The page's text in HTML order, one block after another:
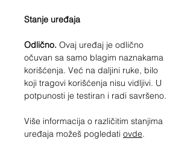
Stanje uređaja
Odlično. Ovaj uređaj je odlično
očuvan sa samo blagim naznakama
korišćenja. Već na daljini ruke, bilo
koji tragovi korišćenja nisu vidljivi. U
potpunosti je testiran i radi savršeno.
Više informacija o različitim stanjima
uređaja možeš pogledati ovde.